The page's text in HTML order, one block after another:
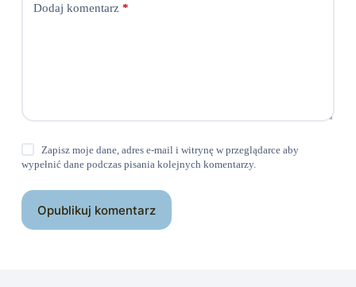
Dodaj komentarz*
Zapisz moje dane, adres e-mail i witrynę w przeglądarce aby
wypełnić dane podczas pisania kolejnych komentarzy.
Opublikuj komentarz